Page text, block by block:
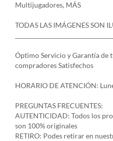
Multijugadores, MÁS
TODAS LAS IMÁGENES SON
Óptimo Servicio y Garantía de
compradores Satisfechos
HORARIO DE ATENCIÓN:
PREGUNTAS FRECUENTES:
AUTENTICIDAD: Todos los
son 100% originales
RETIRO: Podes retirar en